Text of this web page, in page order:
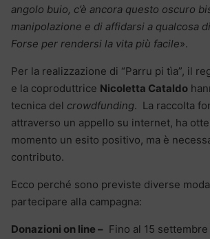
angolo buio, c’è ancora questo oscuro
manipolazione e di affidarsi a qualcosa
Forse per rendersi la vita più facile».
Per la realizzazione di “Parru pi tìa”, il
e la coproduttrice Nicoletta Cataldo
tecnica del crowdfunding. La raccolta
attraverso un appello su internet, ha
momento un esito positivo, ma è
contributo.
Ecco perché sono previste diverse
partecipare alla campagna:
Donazioni on line – Fino al 15